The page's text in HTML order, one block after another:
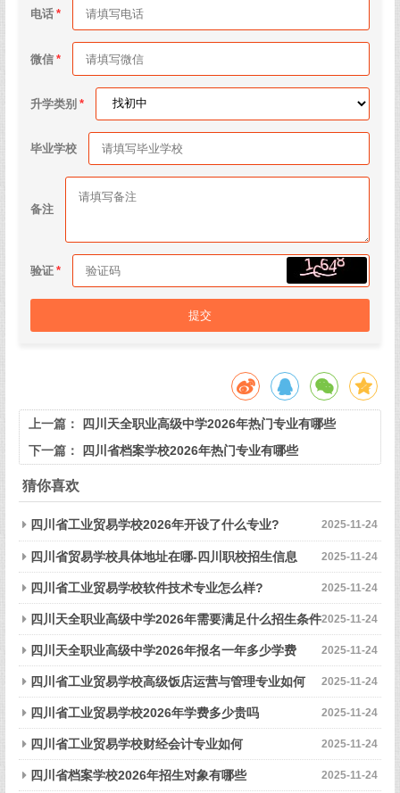
电话
微信
升学类别
毕业学校
备注
验证
提交
上一篇：
四川天全职业高级中学2026年热门专业有哪些
下一篇：
四川省档案学校2026年热门专业有哪些
猜你喜欢
2025-11-24
四川省工业贸易学校2026年开设了什么专业?
2025-11-24
四川省贸易学校具体地址在哪-四川职校招生信息
2025-11-24
四川省工业贸易学校软件技术专业怎么样?
2025-11-24
四川天全职业高级中学2026年需要满足什么招生条件
2025-11-24
四川天全职业高级中学2026年报名一年多少学费
2025-11-24
四川省工业贸易学校高级饭店运营与管理专业如何
2025-11-24
四川省工业贸易学校2026年学费多少贵吗
2025-11-24
四川省工业贸易学校财经会计专业如何
2025-11-24
四川省档案学校2026年招生对象有哪些